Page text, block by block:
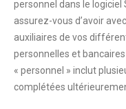
personnel dans le logiciel
assurez-vous d’avoir
auxiliaires de vos
personnelles et
« personnel » inclut
complétées